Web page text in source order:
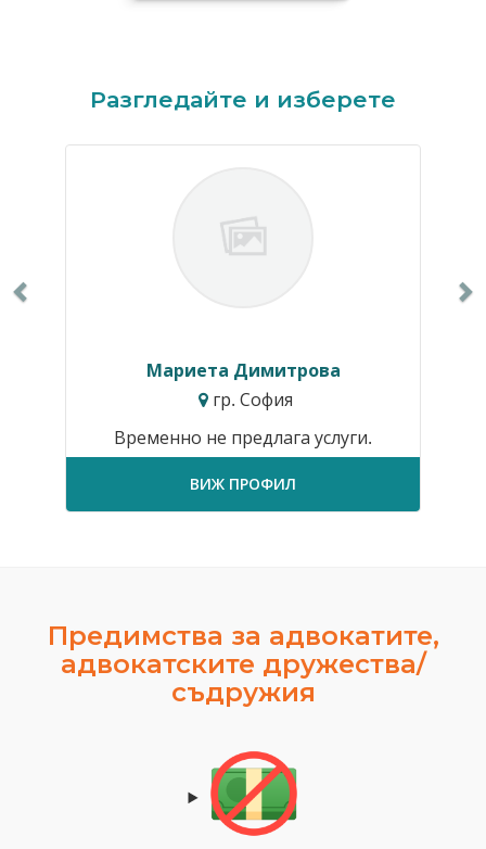
Разгледайте и изберете
Мариета Димитрова
гр. София
Временно не предлага услуги.
ВИЖ ПРОФИЛ
Предимства за адвокатите,
адвокатските дружества/
съдружия